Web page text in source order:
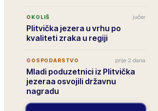
OKOLIŠ jučer
Plitvička jezera u vrhu po
kvaliteti zraka u regiji
GOSPODARSTVO prije 2 dana
Mladi poduzetnici iz Plitvička
jezeraa osvojili državnu
nagradu